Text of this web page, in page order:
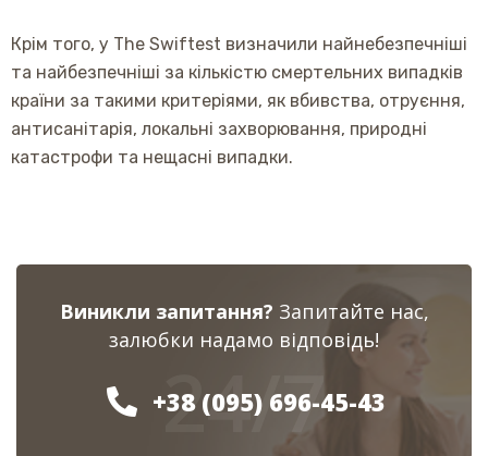
Крім того, у The Swiftest визначили найнебезпечніші
та найбезпечніші за кількістю смертельних випадків
країни за такими критеріями, як вбивства, отруєння,
антисанітарія, локальні захворювання, природні
катастрофи та нещасні випадки.
Виникли запитання? Запитайте нас,
залюбки надамо відповідь!
+38 (095) 696-45-43
24/7